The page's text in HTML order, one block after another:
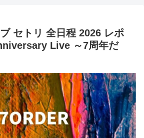
セトリ 全日程 2026 レポ
Live ～7周年だ